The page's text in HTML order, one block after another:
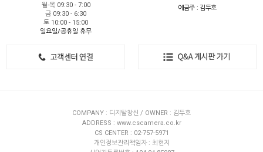
월-목 09:30 - 7:00
금 09:30 - 6:30
토 10:00 - 15:00
일요일/공휴일 휴무
예금주 : 김두호
COMPANY : 디지탈창신 / OWNER : 김두호
ADDRESS : www.cscamera.co.kr
CS CENTER : 02-757-5971
개인정보관리책임자 : 최현지